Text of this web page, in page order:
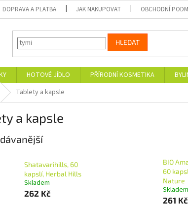
DOPRAVA A PLATBA JAK NAKUPOVAT OBCHODNÍ
HLEDAT
HOTOVÉ JÍDLO PŘÍRODNÍ KOSMETIKA
Tablety a kapsle
a kapsle
Shatavarihills, 60
kapslí, Herbal Hills
Skladem
262 Kč
BIO
60
Nature
Skladem
261 Kč